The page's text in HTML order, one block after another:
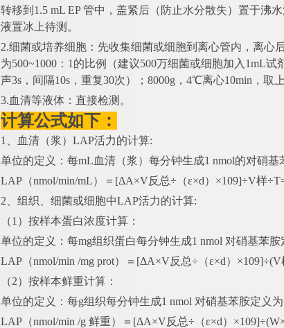
转移到1.5 mL EP 管中，盖紧后（防止水分散失）置于沸
液置冰上待测。
2.细菌或培养细胞：先收集细菌或细胞到离心管内，离心
为500~1000：1的比例（建议500万细菌或细胞加入1mL
声3s，间隔10s，重复30次）；8000g，4℃离心10min，取
3.血清等液体：直接检测。
计算公式如下：
1、血清（浆）LAP活力的计算:
单位的定义：每mL血清（浆）每分钟生成1 nmol的对硝基
LAP（nmol/min/mL）＝[ΔA×V反总÷（ε×d）×109]÷V样
2、组织、细菌或细胞中LAP活力的计算:
（1）按样本蛋白浓度计算：
单位的定义：每mg组织蛋白每分钟生成1 nmol 对硝基苯胺
LAP（nmol/min /mg prot）＝[ΔA×V反总÷（ε×d）
（2）按样本鲜重计算：
单位的定义：每g组织每分钟生成1 nmol 对硝基苯胺定义
LAP（nmol/min /g 鲜重）＝[ΔA×V反总÷（ε×d）